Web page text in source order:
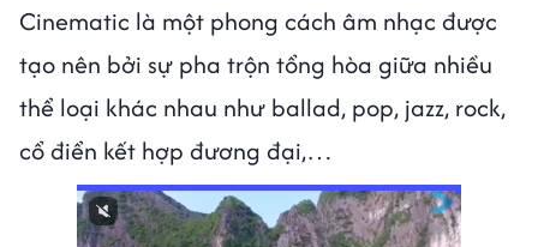
Cinematic là một phong cách âm nhạc được
tạo nên bởi sự pha trộn tổng hòa giữa nhiều
thể loại khác nhau như ballad, pop, jazz, rock,
cổ điển kết hợp đương đại,…